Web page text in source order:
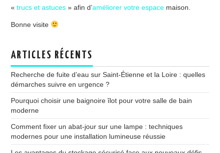
«trucs et astuces » afin d’améliorer votre espace maison.
Bonne visite
ARTICLES RÉCENTS
Recherche de fuite d’eau sur Saint-Étienne et la Loire : quelles
démarches suivre en urgence ?
Pourquoi choisir une baignoire îlot pour votre salle de bain
moderne
Comment fixer un abat-jour sur une lampe : techniques
modernes pour une installation lumineuse réussie